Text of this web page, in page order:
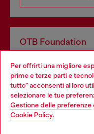
Per offrirti una migliore
prime e terze parti e
tutto" acconsenti al loro
selezionare le tue
Gestione delle preferenze
Cookie Policy.
OTB Foundation
profit del gruppo OTB
giovani, donne,
Choose your location
You are currently
be based in United States